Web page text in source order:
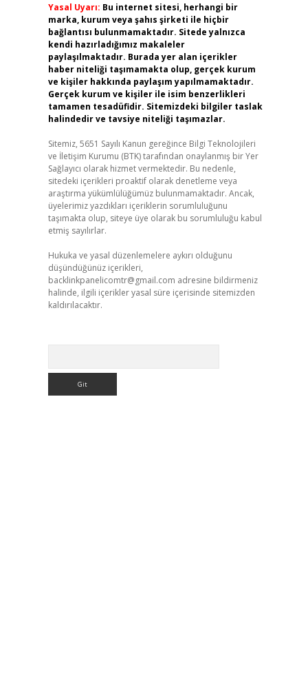
Yasal Uyarı: Bu internet sitesi, herhangi bir
marka, kurum veya şahıs şirketi ile hiçbir
bağlantısı bulunmamaktadır. Sitede yalnızca
kendi hazırladığımız makaleler
paylaşılmaktadır. Burada yer alan içerikler
haber niteliği taşımamakta olup, gerçek kurum
ve kişiler hakkında paylaşım yapılmamaktadır.
Gerçek kurum ve kişiler ile isim benzerlikleri
tamamen tesadüfidir. Sitemizdeki bilgiler taslak
halindedir ve tavsiye niteliği taşımazlar.
Sitemiz, 5651 Sayılı Kanun gereğince Bilgi Teknolojileri
ve İletişim Kurumu (BTK) tarafından onaylanmış bir Yer
Sağlayıcı olarak hizmet vermektedir. Bu nedenle,
sitedeki içerikleri proaktif olarak denetleme veya
araştırma yükümlülüğümüz bulunmamaktadır. Ancak,
üyelerimiz yazdıkları içeriklerin sorumluluğunu
taşımakta olup, siteye üye olarak bu sorumluluğu kabul
etmiş sayılırlar.
Hukuka ve yasal düzenlemelere aykırı olduğunu
düşündüğünüz içerikleri,
backlinkpanelicomtr@gmail.com adresine bildirmeniz
halinde, ilgili içerikler yasal süre içerisinde sitemizden
kaldırılacaktır.